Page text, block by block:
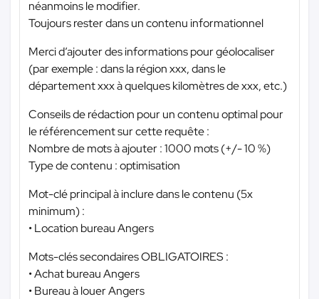
néanmoins le modifier.
Toujours rester dans un contenu informationnel
Merci d’ajouter des informations pour géolocaliser
(par exemple : dans la région xxx, dans le
département xxx à quelques kilomètres de xxx, etc.)
Conseils de rédaction pour un contenu optimal pour
le référencement sur cette requête :
Nombre de mots à ajouter : 1000 mots (+/- 10 %)
Type de contenu : optimisation
Mot-clé principal à inclure dans le contenu (5x
minimum) :
• Location bureau Angers
Mots-clés secondaires OBLIGATOIRES :
• Achat bureau Angers
• Bureau à louer Angers